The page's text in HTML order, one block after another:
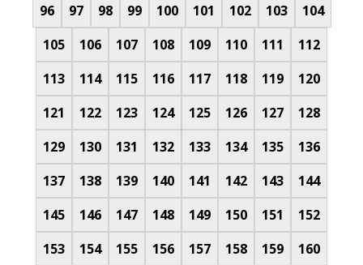
96 97 98 99 100 101 102 103
104
105
106 107 108 109 110 111
112
113
114 115 116 117 118 119
120
121
122 123 124 125 126 127
128
129
130 131 132 133 134 135
136
137
138 139 140 141 142 143
144
145
146 147 148 149 150 151
152
153
154 155 156 157 158 159
160